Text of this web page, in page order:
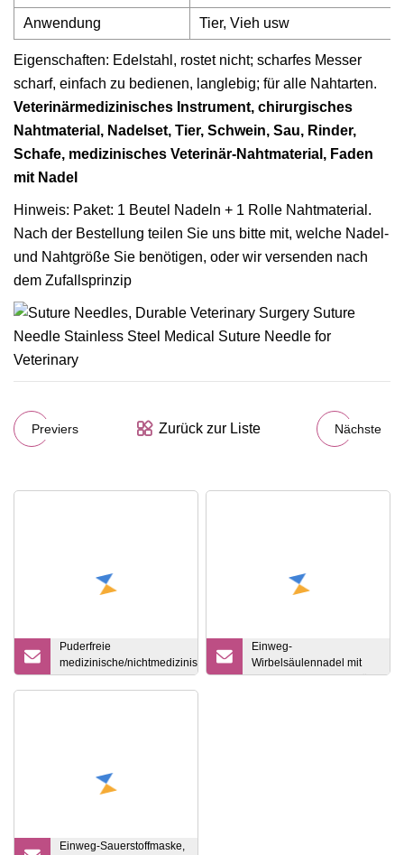
Anwendung Tier, Vieh usw
Eigenschaften: Edelstahl, rostet nicht; scharfes Messer
scharf, einfach zu bedienen, langlebig; für alle Nahtarten.
Veterinärmedizinisches Instrument, chirurgisches
Nahtmaterial, Nadelset, Tier, Schwein, Sau, Rinder,
Schafe, medizinisches Veterinär-Nahtmaterial, Faden
mit Nadel
Hinweis: Paket: 1 Beutel Nadeln + 1 Rolle Nahtmaterial.
Nach der Bestellung teilen Sie uns bitte mit, welche Nadel-
und Nahtgröße Sie benötigen, oder wir versenden nach
dem Zufallsprinzip
Previers Zurück zur Liste Nächste
Puderfreie
medizinische/nichtmedizinische
Einweg-
Einweg-
Wirbelsäulennadel mit
Quincke-Spitze, 25 g, für
Einweg-Sauerstoffmaske,